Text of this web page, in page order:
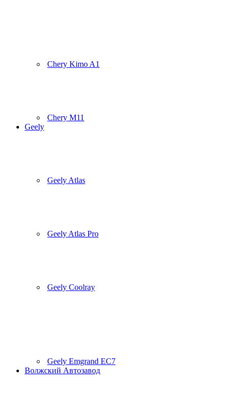
Chery Kimo A1
Chery M11
Geely
Geely Atlas
Geely Atlas Pro
Geely Coolray
Geely Emgrand EC7
Волжский Автозавод